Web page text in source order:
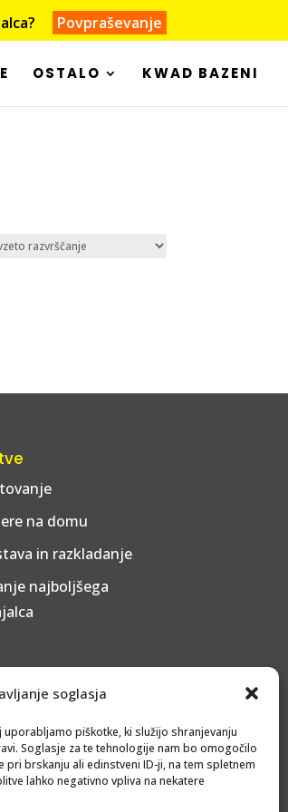
soglasja
piškotke, ki služijo shranjevanju
Soglasje za te tehnologije nam bo omogočilo
brskanju ali edinstveni ID-ji, na tem spletnem
lahko negativno vpliva na nekatere
Povpraševanje
OSTALO KWAD BAZENI
na domu
in razkladanje
najboljšega